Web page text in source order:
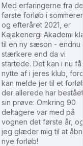
Med erfaringerne fra
første forløb i
og efteråret 2021, er
Kajakenergi Akademi
til en ny sæson - endnu
stærkere end da vi
startede. Det kan i nu få
nytte af i jeres klub,
kan melde jer til et
der allerede har bestået
sin prøve: Omkring 90
deltagere var med på
vognen det første år,
jeg glæder mig til at
nye forløb!